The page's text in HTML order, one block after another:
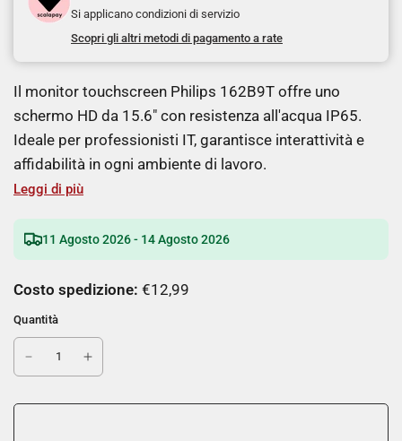
Si applicano condizioni di servizio
Scopri gli altri metodi di pagamento a rate
Il monitor touchscreen Philips 162B9T offre uno
schermo HD da 15.6" con resistenza all'acqua IP65.
Ideale per professionisti IT, garantisce interattività e
affidabilità in ogni ambiente di lavoro.
Leggi di più
11 Agosto 2026 - 14 Agosto 2026
Costo spedizione: €12,99
Quantità